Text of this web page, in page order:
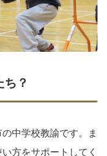
ち？
中学校教諭です。ま
方をサポートしてく